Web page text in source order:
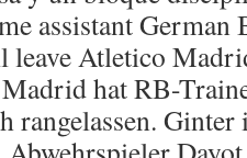
assistant
leave Atletico
hat RB-
rangelassen.